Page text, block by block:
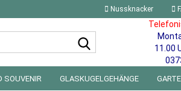
Nussknacker
11.00
SOUVENIR GLASKUGELGEHÄNGE